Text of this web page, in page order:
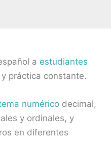
a estudiantes
práctica constante.
numérico decimal,
y ordinales, y
en diferentes